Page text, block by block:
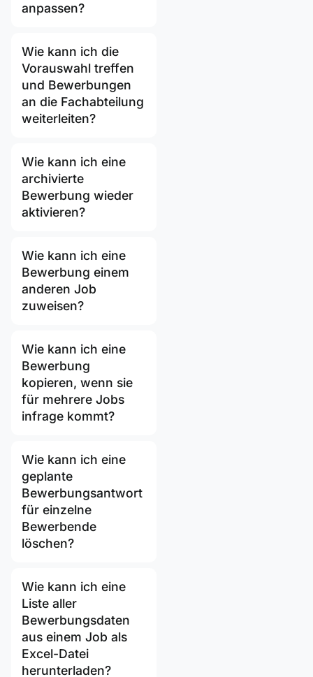
anpassen?
Wie kann ich die
Vorauswahl treffen
und Bewerbungen
an die Fachabteilung
weiterleiten?
Wie kann ich eine
archivierte
Bewerbung wieder
aktivieren?
Wie kann ich eine
Bewerbung einem
anderen Job
zuweisen?
Wie kann ich eine
Bewerbung
kopieren, wenn sie
für mehrere Jobs
infrage kommt?
Wie kann ich eine
geplante
Bewerbungsantwort
für einzelne
Bewerbende
löschen?
Wie kann ich eine
Liste aller
Bewerbungsdaten
aus einem Job als
Excel-Datei
herunterladen?